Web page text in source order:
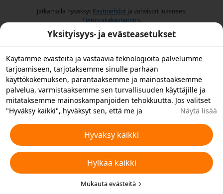
Jatkamalla hyväksyt Käyttöehdotja vahvistat lukeneesi
Tietosuojakäytännön.
Yksityisyys- ja evästeasetukset
Käytämme evästeitä ja vastaavia teknologioita palvelumme
tarjoamiseen, tarjotaksemme sinulle parhaan
käyttökokemuksen, parantaaksemme ja mainostaaksemme
palvelua, varmistaaksemme sen turvallisuuden käyttäjille ja
mitataksemme mainoskampanjoiden tehokkuutta. Jos valitset
"Hyväksy kaikki", hyväksyt sen, että me ja
käytämme laitteellasi vastaavia teknologioita
mainontatarkoituksiin. Voit myös "hylätä kaikki" ei-
välttämättömät evästeet tai valita, minkä tyyppiset evästeet
haluat hyväksyä tai poistaa käytöstä napsauttamalla "Muokkaa
evästeitä" alla tai milloin tahansa tietosuoja-asetuksistasi.
Lisätietoja varten katso TemunEvästeitä ja vastaavia tekniikoita
Näytä lisää
Hyväksy kaikki
Hylkää kaikki
Mukauta evästeitä